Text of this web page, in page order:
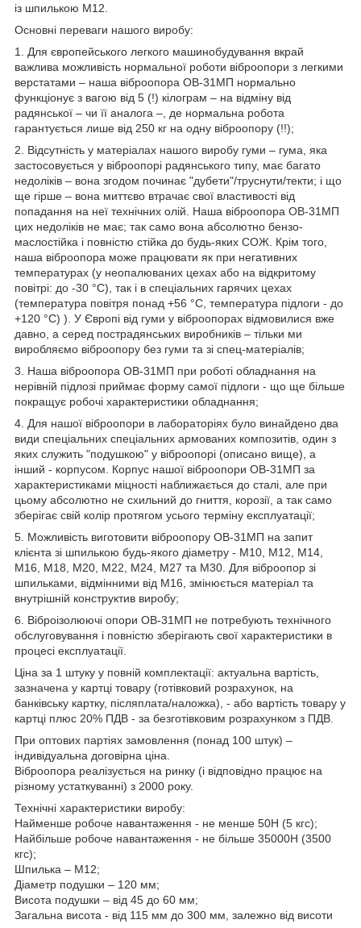
із шпилькою М12.
Основні переваги нашого виробу:
1. Для європейського легкого машинобудування вкрай
важлива можливість нормальної роботи віброопори з легкими
верстатами – наша віброопора ОВ-31МП нормально
функціонує з вагою від 5 (!) кілограм – на відміну від
радянської – чи її аналога –, де нормальна робота
гарантується лише від 250 кг на одну віброопору (!!);
2. Відсутність у матеріалах нашого виробу гуми – гума, яка
застосовується у віброопорі радянського типу, має багато
недоліків – вона згодом починає "дубети"/труснути/текти; і що
ще гірше – вона миттєво втрачає свої властивості від
попадання на неї технічних олій. Наша віброопора ОВ-31МП
цих недоліків не має; так само вона абсолютно бензо-
маслостійка і повністю стійка до будь-яких СОЖ. Крім того,
наша віброопора може працювати як при негативних
температурах (у неопалюваних цехах або на відкритому
повітрі: до -30 °С), так і в спеціальних гарячих цехах
(температура повітря понад +56 °С, температура підлоги - до
+120 °С) ). У Європі від гуми у віброопорах відмовилися вже
давно, а серед пострадянських виробників – тільки ми
виробляємо віброопору без гуми та зі спец-матеріалів;
3. Наша віброопора ОВ-31МП при роботі обладнання на
нерівній підлозі приймає форму самої підлоги - що ще більше
покращує робочі характеристики обладнання;
4. Для нашої віброопори в лабораторіях було винайдено два
види спеціальних спеціальних армованих композитів, один з
яких служить "подушкою" у віброопорі (описано вище), а
інший - корпусом. Корпус нашої віброопори ОВ-31МП за
характеристиками міцності наближається до сталі, але при
цьому абсолютно не схильний до гниття, корозії, а так само
зберігає свій колір протягом усього терміну експлуатації;
5. Можливість виготовити віброопору ОВ-31МП на запит
клієнта зі шпилькою будь-якого діаметру - М10, М12, М14,
М16, М18, М20, М22, М24, М27 та М30. Для віброопор зі
шпильками, відмінними від М16, змінюється матеріал та
внутрішній конструктив виробу;
6. Віброізолюючі опори ОВ-31МП не потребують технічного
обслуговування і повністю зберігають свої характеристики в
процесі експлуатації.
Ціна за 1 штуку у повній комплектації: актуальна вартість,
зазначена у картці товару (готівковий розрахунок, на
банківську картку, післяплата/наложка), - або вартість товару у
картці плюс 20% ПДВ - за безготівковим розрахунком з ПДВ.
При оптових партіях замовлення (понад 100 штук) –
індивідуальна договірна ціна.
Віброопора реалізується на ринку (і відповідно працює на
різному устаткуванні) з 2000 року.
Технічні характеристики виробу:
Найменше робоче навантаження - не менше 50Н (5 кгс);
Найбільше робоче навантаження - не більше 35000Н (3500
кгс);
Шпилька – М12;
Діаметр подушки – 120 мм;
Висота подушки – від 45 до 60 мм;
Загальна висота - від 115 мм до 300 мм, залежно від висоти